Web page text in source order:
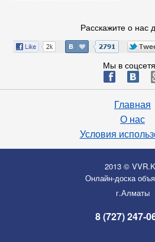
Расскажите о нас
Мы в
ä æ
Главная
О нас
Условия
2013 ©
Онлайн-доска
г.Алматы
8 (727) 247-